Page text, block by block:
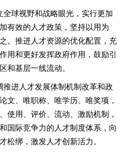
球视野和战略眼光，实行更加
有效的人才政策，坚持以用为
。推进人才资源的优化配置，充
用和更好发挥政府作用，鼓励引
和基层一线流动。
进人才发展体制机制改革和政
文、唯职称、唯学历、唯奖项，
使用、评价、流动、激励机制，
国际竞争力的人才制度体系，向
松绑，激发人才创新活力。